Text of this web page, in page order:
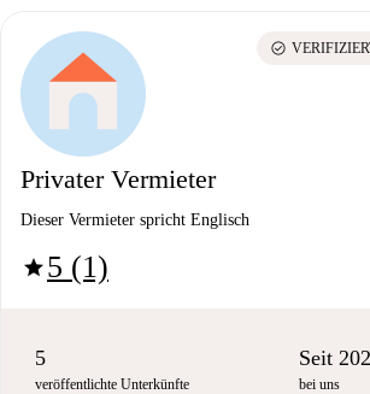
Privater Vermieter
Dieser Vermieter spricht Englisch
star5 (1)
check_circle
5
veröffentlichte Unterkünfte
Seit
bei uns